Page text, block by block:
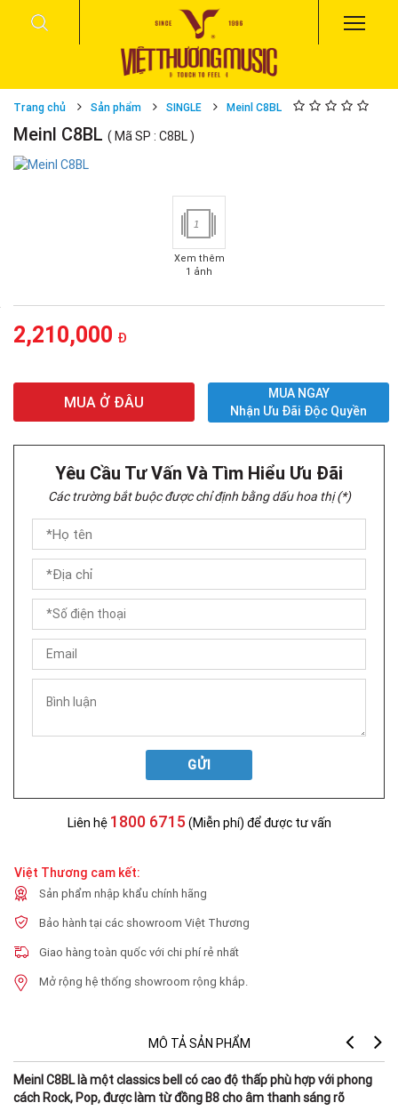
Trang chủ Sản phẩm SINGLE Meinl C8BL
Meinl C8BL ( Mã SP : C8BL )
1
Xem thêm
1 ảnh
2,210,000 Đ
MUA Ở ĐÂU
MUA NGAY
Nhận Ưu Đãi Độc Quyền
Yêu Cầu Tư Vấn Và Tìm Hiểu Ưu Đãi
Các trường bắt buộc được chỉ định bằng dấu hoa thị (*)
GỬI
Liên hệ 1800 6715 (Miễn phí) để được tư vấn
Việt Thương cam kết:
Sản phẩm nhập khẩu chính hãng
Bảo hành tại các showroom Việt Thương
Giao hàng toàn quốc với chi phí rẻ nhất
Mở rộng hệ thống showroom rộng khắp.
MÔ TẢ SẢN PHẨM
Meinl C8BL là một classics bell có cao độ thấp phù hợp với phong
cách Rock, Pop, được làm từ đồng B8 cho âm thanh sáng rõ